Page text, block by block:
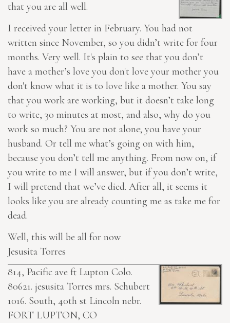
that you are all well.
I received your letter in February. You had not
written since November, so you didn’t write for four
months. Very well. It's plain to see that you don’t
have a mother’s love you don't love your mother you
don't know what it is to love like a mother. You say
that you work are working, but it doesn’t take long
to write, 30 minutes at most, and also, why do you
work so much? You are not alone; you have your
husband. Or tell me what’s going on with him,
because you don’t tell me anything. From now on, if
you write to me I will answer, but if you don’t write,
I will pretend that we’ve died. After all, it seems it
looks like you are already counting me as take me for
dead.
Well, this will be all for now
Jesusita Torres
814, Pacific ave ft Lupton Colo.
80621. jesusita Torres mrs. Schubert
1016. South, 40th st Lincoln nebr.
FORT LUPTON, CO